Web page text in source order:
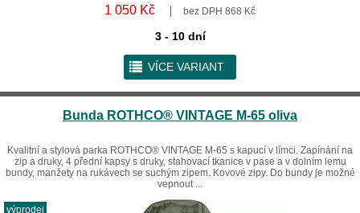
1 050 Kč bez DPH 868 Kč
3 - 10 dní
r VÍCE VARIANT
Bunda ROTHCO® VINTAGE M-65 oliva
Kvalitní a stylová parka ROTHCO® VINTAGE M-65 s kapucí v límci. Zapínání na
zip a druky, 4 přední kapsy s druky, stahovací tkanice v pase a v dolním lemu
bundy, manžety na rukávech se suchým zipem. Kovové zipy. Do bundy je možné
vepnout ...
výprodej